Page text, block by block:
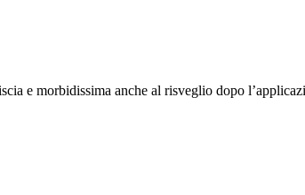
e morbidissima anche al risveglio dopo